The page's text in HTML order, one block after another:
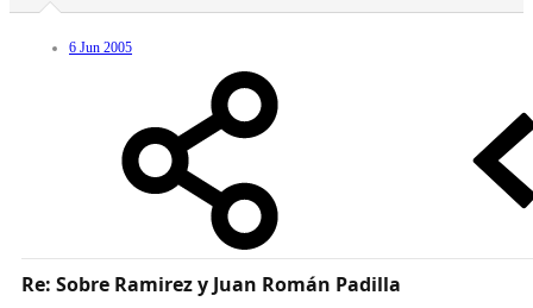
6 Jun 2005
Re: Sobre Ramirez y Juan Román Padilla